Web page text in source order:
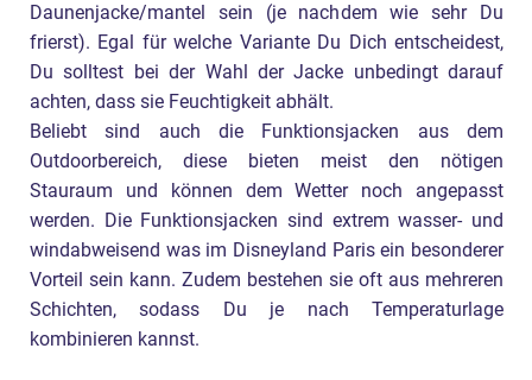
Daunenjacke/mantel sein (je nachdem wie sehr Du
frierst). Egal für welche Variante Du Dich entscheidest,
Du solltest bei der Wahl der Jacke unbedingt darauf
achten, dass sie Feuchtigkeit abhält.
Beliebt sind auch die Funktionsjacken aus dem
Outdoorbereich, diese bieten meist den nötigen
Stauraum und können dem Wetter noch angepasst
werden. Die Funktionsjacken sind extrem wasser- und
windabweisend was im Disneyland Paris ein besonderer
Vorteil sein kann. Zudem bestehen sie oft aus mehreren
Schichten, sodass Du je nach Temperaturlage
kombinieren kannst.